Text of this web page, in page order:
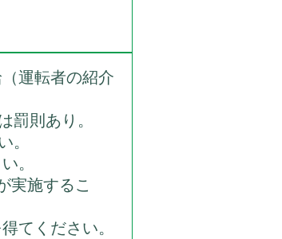
運転者の紹介
罰則あり。
。
。
実施するこ
てください。